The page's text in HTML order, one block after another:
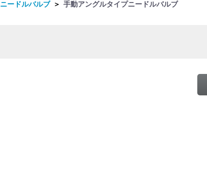
ニードルバルブ ＞ 手動アングルタイプニードルバルブ